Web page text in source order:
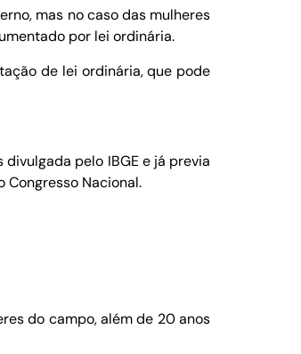
mas no caso das mulheres
por lei ordinária.
de lei ordinária, que pode
pelo IBGE e já previa
Congresso Nacional.
do campo, além de 20 anos